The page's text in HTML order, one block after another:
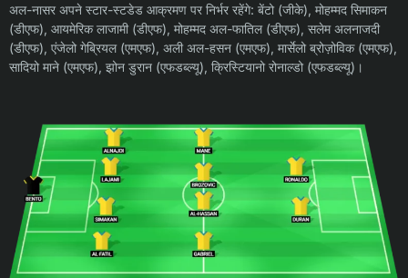
अल-नासर अपने स्टार-स्टडेड आक्रमण पर निर्भर रहेंगे: बेंटो (जीके), मोहम्मद सिमाकन
(डीएफ), आयमेरिक लाजामी (डीएफ), मोहम्मद अल-फातिल (डीएफ), सलेम अलनाजदी
(डीएफ), एंजेलो गेब्रियल (एमएफ), अली अल-हसन (एमएफ), मार्सेलो ब्रोज़ोविक (एमएफ),
सादियो माने (एमएफ), झोन डुरान (एफडब्ल्यू), क्रिस्टियानो रोनाल्डो (एफडब्ल्यू)।